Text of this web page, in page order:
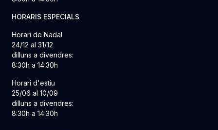
HORARIS ESPECIALS
Horari de Nadal
24/12 al 31/12
dilluns a divendres:
8:30h a 14:30h
Horari d'estiu
25/06 al 10/09
dilluns a divendres:
8:30h a 14:30h